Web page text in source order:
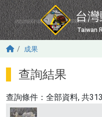
移至主內容
台
Taiwan
成果
查詢結果
查詢條件： 全部資料, 共